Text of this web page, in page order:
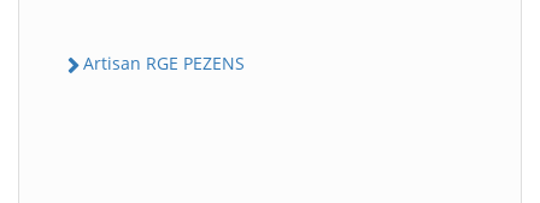
Artisan RGE PEZENS